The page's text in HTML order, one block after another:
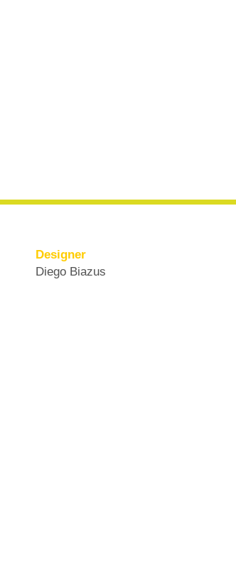
Designer
Diego Biazus